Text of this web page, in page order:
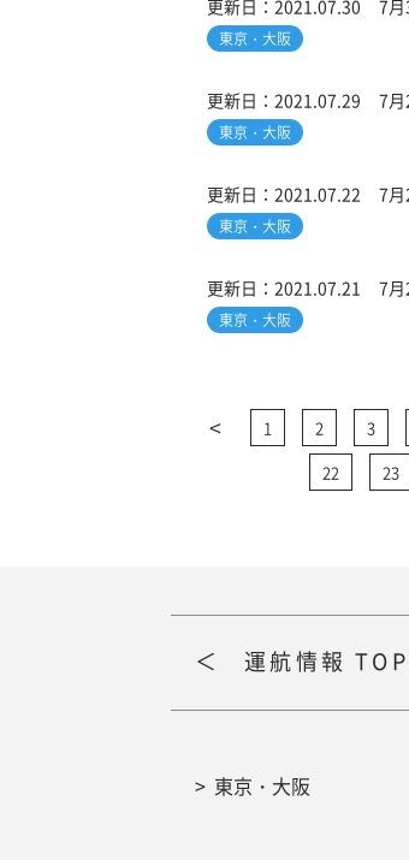
更新日： 2021.07.30 7
東京・大阪
更新日： 2021.07.29 7
東京・大阪
更新日： 2021.07.22 7
東京・大阪
更新日： 2021.07.21 7
東京・大阪
< 1 2 3
22
23
運航情報
東京・大阪